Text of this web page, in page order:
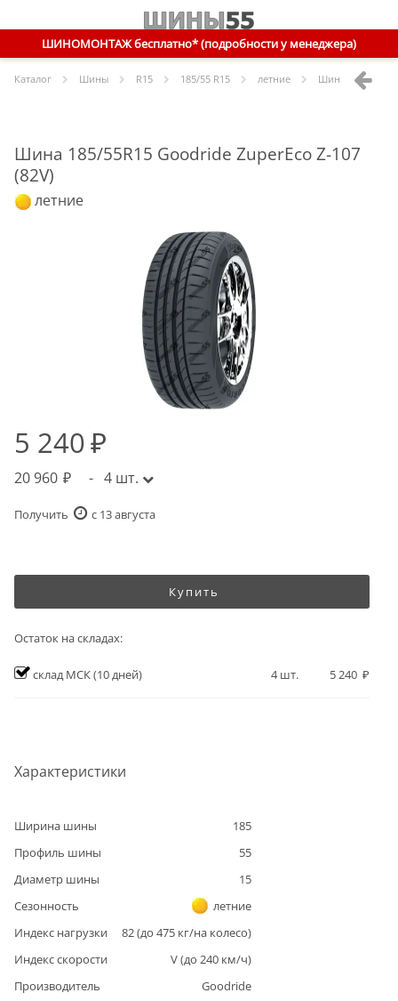
ШИНОМОНТАЖ бесплатно* (подробности у менеджера)
Каталог Шины R15 185/55 R15 летние Шины Goodride
Шина 185/55R15 Goodride ZuperEco Z-107
(82V)
летние
Характеристики
Ширина шины
185
Профиль шины
55
Диаметр шины
15
Сезонность
летние
Индекс нагрузки
82(до 475 кг/на колесо)
Индекс скорости
V(до 240 км/ч)
Производитель
Goodride
5 240
20 960 - 4 шт.
Получить c 13 августа
Купить
Остаток на складах:
склад МСК(10 дней) 4шт. 5 240